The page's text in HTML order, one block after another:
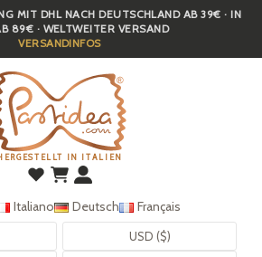
MIT DHL NACH DEUTSCHLAND AB 39€ · IN
89€ · WELTWEITER VERSAND
VERSANDINFOS
IN ITALIEN
Italiano Deutsch Français
USD ($)